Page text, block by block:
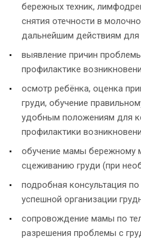
бережных техник,
снятия отечности в
дальнейшим действиям для
выявление причин
профилактике
осмотр ребёнка, оценка
груди, обучение
удобным положениям для
профилактики
обучение мамы бережному
сцеживанию груди (при
подробная консультация
успешной организации
сопровождение мамы по
разрешения проблемы с